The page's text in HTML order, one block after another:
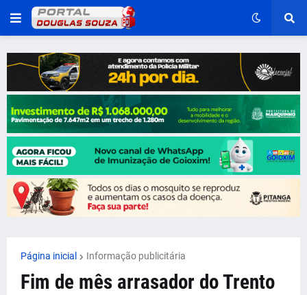
Página inicial Informação publicitária
Fim de mês arrasador do Trento